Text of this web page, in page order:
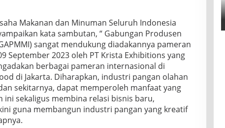
Makanan dan Minuman Seluruh Indonesia
kata sambutan, “ Gabungan Produsen
sangat mendukung diadakannya pameran
September 2023 oleh PT Krista Exhibitions yang
berbagai pameran internasional di
di Jakarta. Diharapkan, industri pangan olahan
sekitarnya, dapat memperoleh manfaat yang
ini sekaligus membina relasi bisnis baru,
guna membangun industri pangan yang kreatif